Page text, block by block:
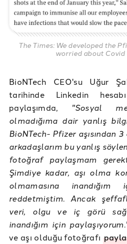
The Times: We developed the
worried about Covid
BioNTech CEO'su Uğur
tarihinde Linkedin
paylaşımda, "Sosyal
olmadığıma dair yanlış
BioNTech- Pfizer aşısından
arkadaşlarım bu yanlış
fotoğraf paylaşmam
Şimdiye kadar, aşı olma
olmamasına
reddetmiştim. Ancak
veri, olgu ve iç görü
inandığım için
ve aşı olduğu fotoğrafı